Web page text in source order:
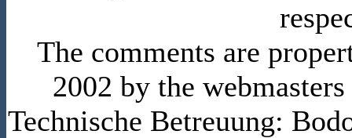
The comments are
2002 by the
Technische Betreuung: